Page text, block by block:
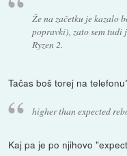
Že na začetku je kazalo
popravki), zato sem tudi
Ryzen 2.
Tačas boš torej na
higher than expected
Kaj pa je po njihovo